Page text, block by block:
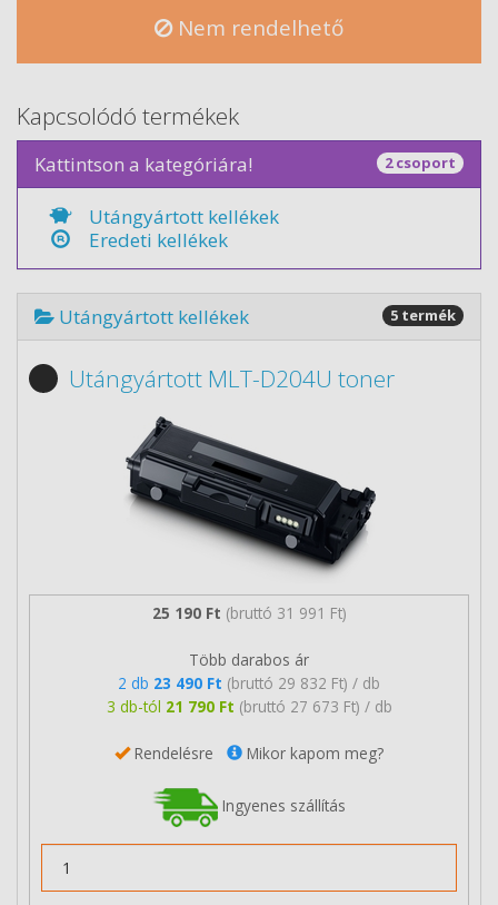
Nem rendelhető
Kapcsolódó termékek
Kattintson a kategóriára! 2 csoport
Utángyártott kellékek
Eredeti kellékek
Utángyártott kellékek 5 termék
Utángyártott MLT-D204U toner
25 190 Ft (bruttó 31 991 Ft)
Több darabos ár
2 db 23 490 Ft (bruttó 29 832 Ft) / db
3 db-tól 21 790 Ft (bruttó 27 673 Ft) / db
Rendelésre Mikor kapom meg?
Ingyenes szállítás